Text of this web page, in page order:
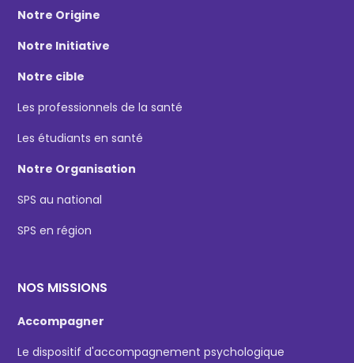
Notre Origine
Notre Initiative
Notre cible
Les professionnels de la santé
Les étudiants en santé
Notre Organisation
SPS au national
SPS en région
NOS MISSIONS
Accompagner
Le dispositif d'accompagnement psychologique